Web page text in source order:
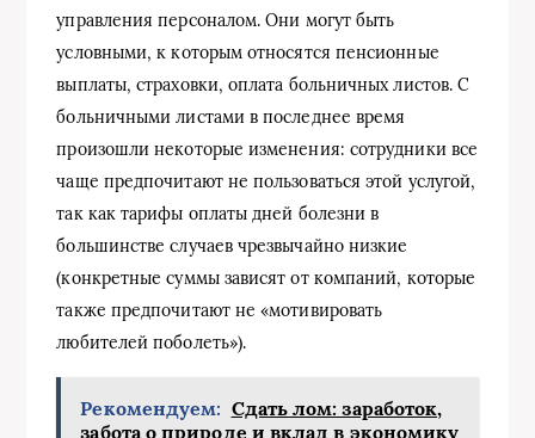
управления персоналом. Они могут быть
условными, к которым относятся пенсионные
выплаты, страховки, оплата больничных листов. С
больничными листами в последнее время
произошли некоторые изменения: сотрудники все
чаще предпочитают не пользоваться этой услугой,
так как тарифы оплаты дней болезни в
большинстве случаев чрезвычайно низкие
(конкретные суммы зависят от компаний, которые
также предпочитают не «мотивировать
любителей поболеть»).
Рекомендуем: Сдать лом: заработок,
забота о природе и вклад в экономику